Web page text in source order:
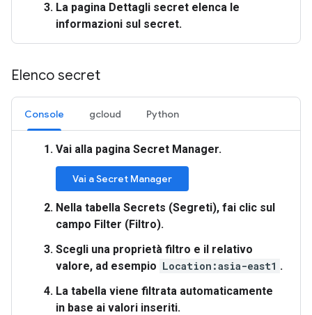
La pagina Dettagli secret elenca le
informazioni sul secret.
Elenco secret
Console gcloud Python
Vai alla pagina Secret Manager.
Vai a Secret Manager
Nella tabella Secrets (Segreti), fai clic sul
campo Filter (Filtro).
Scegli una proprietà filtro e il relativo
valore, ad esempio Location:asia-east1 .
La tabella viene filtrata automaticamente
in base ai valori inseriti.